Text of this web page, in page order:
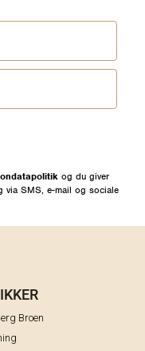
og du giver
via SMS, e-mail og sociale
Broen